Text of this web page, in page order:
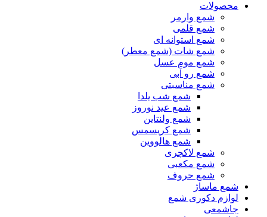
محصولات
شمع وارمر
شمع قلمی
شمع استوانه ای
شمع شات (شمع معطر)
شمع موم عسل
شمع رو آبی
شمع مناسبتی
شمع شب یلدا
شمع عید نوروز
شمع ولنتاین
شمع کریسمس
شمع هالووین
شمع لاکچری
شمع مکعبی
شمع حروف
شمع ماساژ
لوازم دکوری شمع
جاشمعی